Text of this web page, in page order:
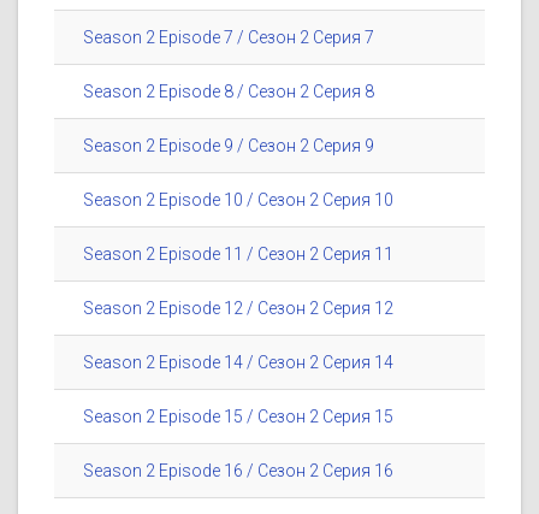
Season 2 Episode 7 / Сезон 2 Серия 7
Season 2 Episode 8 / Сезон 2 Серия 8
Season 2 Episode 9 / Сезон 2 Серия 9
Season 2 Episode 10 / Сезон 2 Серия 10
Season 2 Episode 11 / Сезон 2 Серия 11
Season 2 Episode 12 / Сезон 2 Серия 12
Season 2 Episode 14 / Сезон 2 Серия 14
Season 2 Episode 15 / Сезон 2 Серия 15
Season 2 Episode 16 / Сезон 2 Серия 16